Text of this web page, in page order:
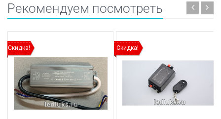
Рекомендуем посмотреть
Скидка! Скидка!